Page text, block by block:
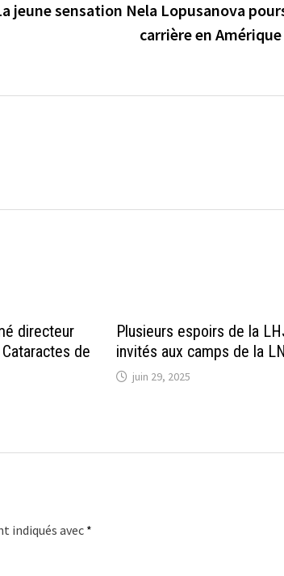
jeune sensation Nela Lopusanova
carrière en
directeur
de
Plusieurs espoirs de la
invités aux camps de la
juin 29, 2025
indiqués avec*